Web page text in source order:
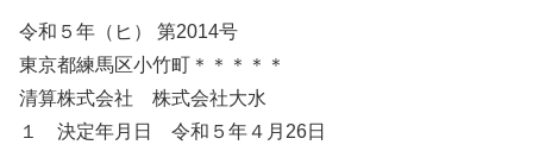
令和５年（ヒ） 第2014号
東京都練馬区小竹町＊＊＊＊＊
清算株式会社 株式会社大水
１ 決定年月日 令和５年４月26日